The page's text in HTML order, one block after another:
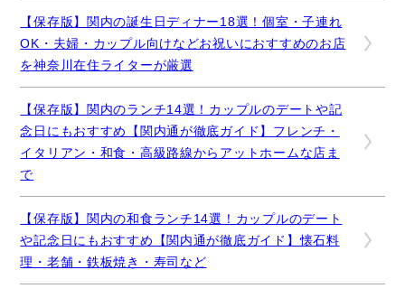
【保存版】関内の誕生日ディナー18選！個室・子連れ
OK・夫婦・カップル向けなどお祝いにおすすめのお店
を神奈川在住ライターが厳選
【保存版】関内のランチ14選！カップルのデートや記
念日にもおすすめ【関内通が徹底ガイド】フレンチ・
イタリアン・和食・高級路線からアットホームな店ま
で
【保存版】関内の和食ランチ14選！カップルのデート
や記念日にもおすすめ【関内通が徹底ガイド】懐石料
理・老舗・鉄板焼き・寿司など